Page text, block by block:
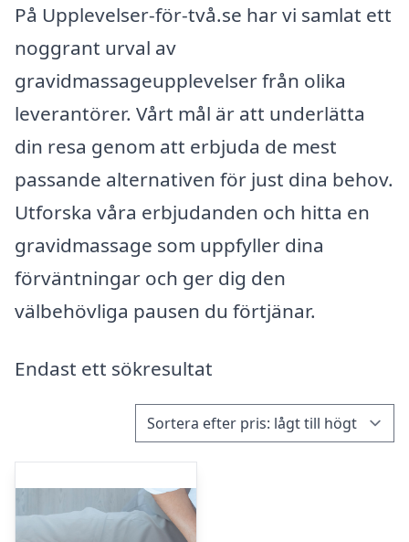
På Upplevelser-för-två.se har vi samlat ett
noggrant urval av
gravidmassageupplevelser från olika
leverantörer. Vårt mål är att underlätta
din resa genom att erbjuda de mest
passande alternativen för just dina behov.
Utforska våra erbjudanden och hitta en
gravidmassage som uppfyller dina
förväntningar och ger dig den
välbehövliga pausen du förtjänar.
Endast ett sökresultat